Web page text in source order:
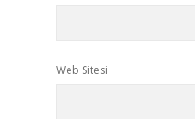
Web Sitesi